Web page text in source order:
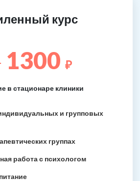
курс
1300 ₽
в стационаре клиники
и групповых
группах
работа с психологом